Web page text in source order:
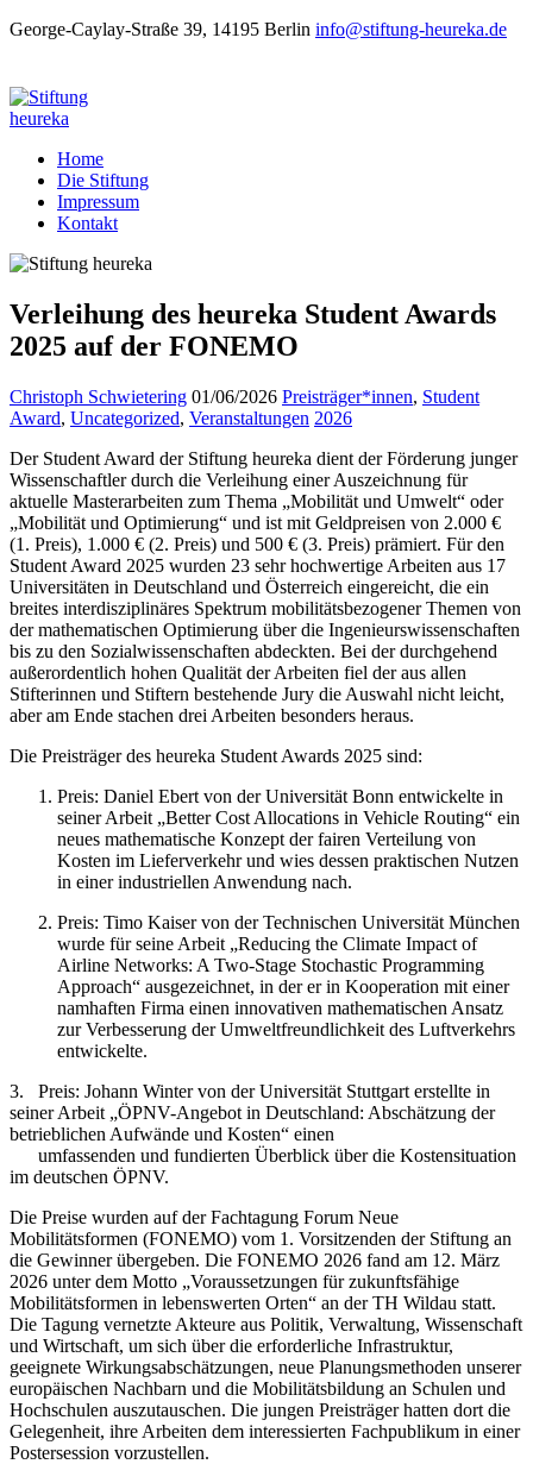
George-Caylay-Straße 39, 14195 Berlin info@stiftung-heureka.de
Home
Die Stiftung
Impressum
Kontakt
Verleihung des heureka Student Awards
2025 auf der FONEMO
Christoph Schwietering 01/06/2026 Preisträger*innen, Student
Award, Uncategorized, Veranstaltungen 2026
Der Student Award der Stiftung heureka dient der Förderung junger
Wissenschaftler durch die Verleihung einer Auszeichnung für
aktuelle Masterarbeiten zum Thema „Mobilität und Umwelt“ oder
„Mobilität und Optimierung“ und ist mit Geldpreisen von 2.000 €
(1. Preis), 1.000 € (2. Preis) und 500 € (3. Preis) prämiert. Für den
Student Award 2025 wurden 23 sehr hochwertige Arbeiten aus 17
Universitäten in Deutschland und Österreich eingereicht, die ein
breites interdisziplinäres Spektrum mobilitätsbezogener Themen von
der mathematischen Optimierung über die Ingenieurswissenschaften
bis zu den Sozialwissenschaften abdeckten. Bei der durchgehend
außerordentlich hohen Qualität der Arbeiten fiel der aus allen
Stifterinnen und Stiftern bestehende Jury die Auswahl nicht leicht,
aber am Ende stachen drei Arbeiten besonders heraus.
Die Preisträger des heureka Student Awards 2025 sind:
Preis: Daniel Ebert von der Universität Bonn entwickelte in
seiner Arbeit „Better Cost Allocations in Vehicle Routing“ ein
neues mathematische Konzept der fairen Verteilung von
Kosten im Lieferverkehr und wies dessen praktischen Nutzen
in einer industriellen Anwendung nach.
Preis: Timo Kaiser von der Technischen Universität München
wurde für seine Arbeit „Reducing the Climate Impact of
Airline Networks: A Two-Stage Stochastic Programming
Approach“ ausgezeichnet, in der er in Kooperation mit einer
namhaften Firma einen innovativen mathematischen Ansatz
zur Verbesserung der Umweltfreundlichkeit des Luftverkehrs
entwickelte.
3. Preis: Johann Winter von der Universität Stuttgart erstellte in
seiner Arbeit „ÖPNV-Angebot in Deutschland: Abschätzung der
betrieblichen Aufwände und Kosten“ einen
umfassenden und fundierten Überblick über die Kostensituation
im deutschen ÖPNV.
Die Preise wurden auf der Fachtagung Forum Neue
Mobilitätsformen (FONEMO) vom 1. Vorsitzenden der Stiftung an
die Gewinner übergeben. Die FONEMO 2026 fand am 12. März
2026 unter dem Motto „Voraussetzungen für zukunftsfähige
Mobilitätsformen in lebenswerten Orten“ an der TH Wildau statt.
Die Tagung vernetzte Akteure aus Politik, Verwaltung, Wissenschaft
und Wirtschaft, um sich über die erforderliche Infrastruktur,
geeignete Wirkungsabschätzungen, neue Planungsmethoden unserer
europäischen Nachbarn und die Mobilitätsbildung an Schulen und
Hochschulen auszutauschen. Die jungen Preisträger hatten dort die
Gelegenheit, ihre Arbeiten dem interessierten Fachpublikum in einer
Postersession vorzustellen.